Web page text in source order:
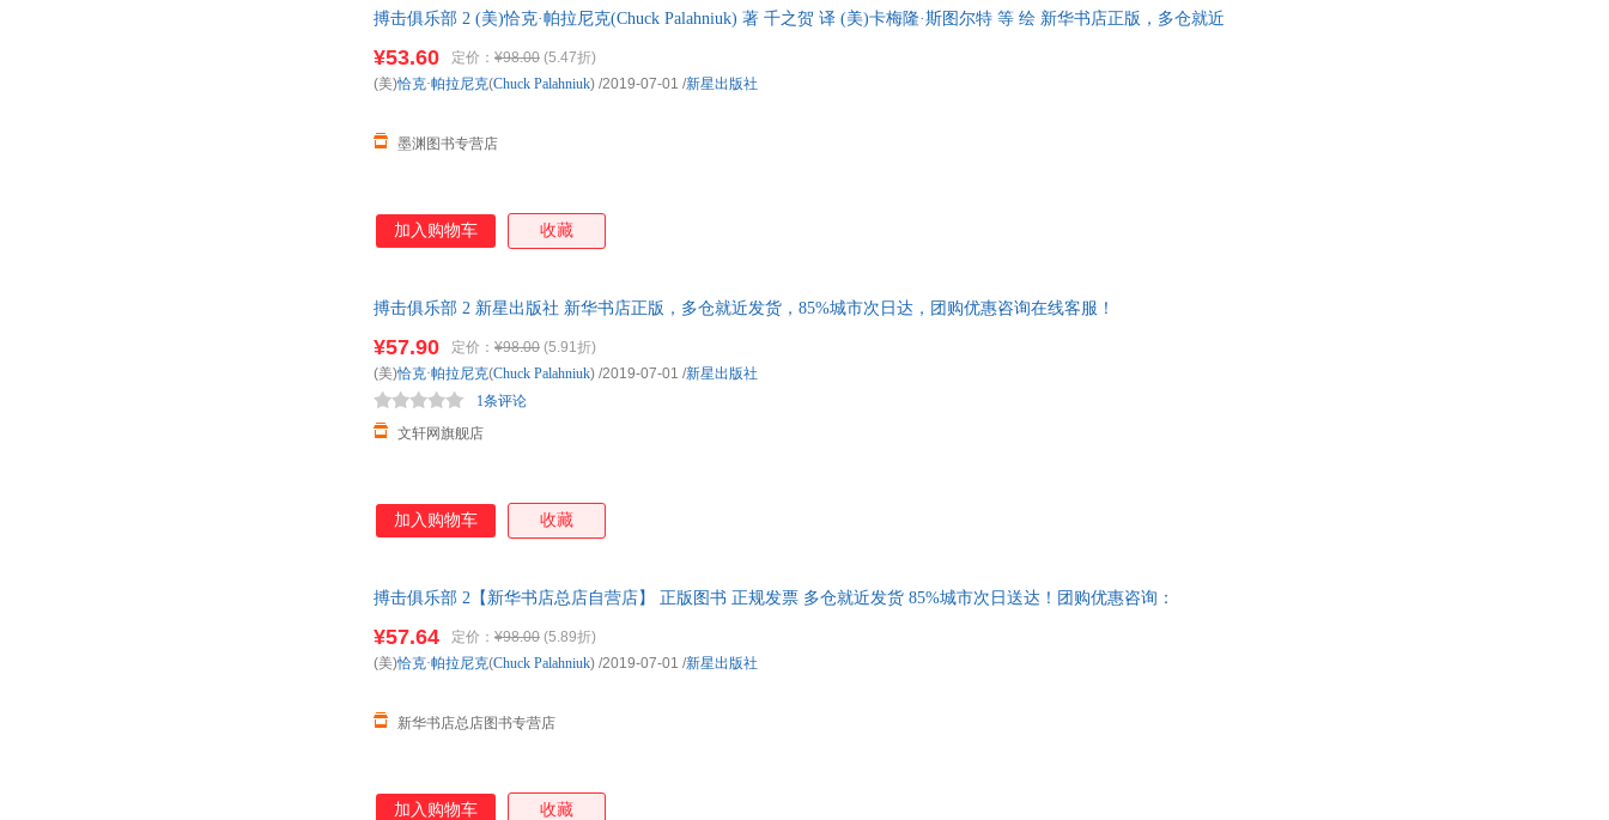
搏击俱乐部 2 (美)恰克·帕拉尼克(Chuck Palahniuk) 著 千之贺 译 (美)卡梅隆·斯图尔特 等 绘 新华书店正版，多仓就近
¥53.60 定价： ¥98.00 (5.47折)
墨渊图书专营店
(美)恰克·帕拉尼克(Chuck Palahniuk) /2019-07-01 /新星出版社
加入购物车 收藏
搏击俱乐部 2 新星出版社 新华书店正版，多仓就近发货，85%城市次日达，团购优惠咨询在线客服！
¥57.90 定价： ¥98.00 (5.91折)
文轩网旗舰店
1条评论
(美)恰克·帕拉尼克(Chuck Palahniuk) /2019-07-01 /新星出版社
加入购物车 收藏
搏击俱乐部 2【新华书店总店自营店】 正版图书 正规发票 多仓就近发货 85%城市次日送达！团购优惠咨询：
¥57.64 定价： ¥98.00 (5.89折)
新华书店总店图书专营店
(美)恰克·帕拉尼克(Chuck Palahniuk) /2019-07-01 /新星出版社
加入购物车 收藏